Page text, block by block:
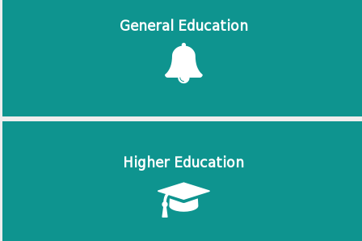
General Education
Higher Education